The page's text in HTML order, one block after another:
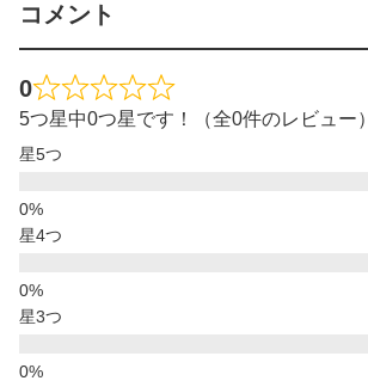
コメント
0
5つ星中0つ星です！（全0件のレビュー）
星5つ
星4つ
星3つ